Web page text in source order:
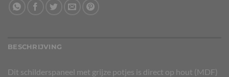
BESCHRIJVING
Dit schilderspaneel met grijze potjes is direct op hout (MDF)